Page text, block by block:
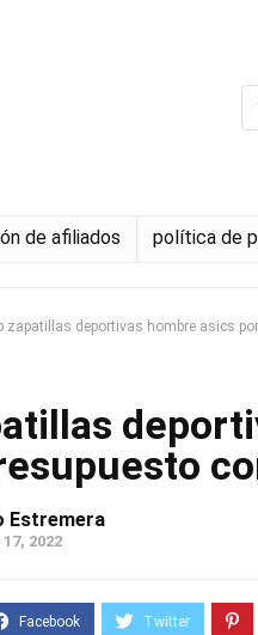
de afiliados política de
zapatillas deportivas hombre asics
Estremera
2022